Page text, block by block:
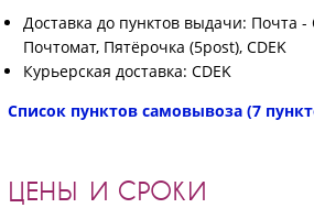
Доставка до пунктов выдачи: Почта
Почтомат, Пятёрочка (5post), CDEK
Курьерская доставка: CDEK
Список пунктов самовывоза (7
ЦЕНЫ И СРОКИ